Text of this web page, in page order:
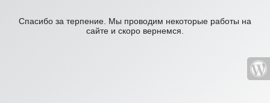
Спасибо за терпение. Мы проводим некоторые работы на
сайте и скоро вернемся.